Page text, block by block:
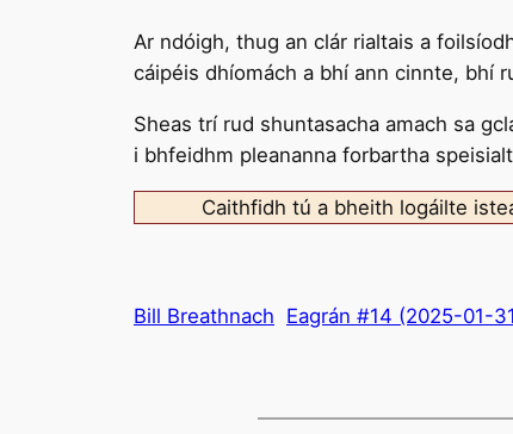
Ar ndóigh, thug an clár rialtais a
cáipéis dhíomách a bhí ann cinnte, bhí
Sheas trí rud shuntasacha amach sa
i bhfeidhm pleananna forbartha
Caithfidh tú a bheith logáilte
Bill Breathnach Eagrán #14 (2025-01-